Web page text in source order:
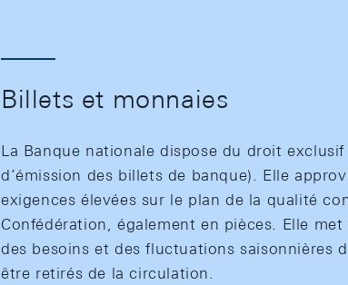
Billets et monnaies
La Banque nationale dispose du droit
d’émission des billets de banque). Elle
exigences élevées sur le plan de la qualité
Confédération, également en pièces. Elle
des besoins et des fluctuations saisonnières
être retirés de la circulation.